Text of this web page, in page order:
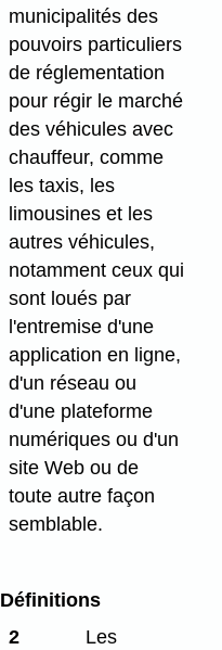
municipalités des
pouvoirs particuliers
de réglementation
pour régir le marché
des véhicules avec
chauffeur, comme
les taxis, les
limousines et les
autres véhicules,
notamment ceux qui
sont loués par
l'entremise d'une
application en ligne,
d'un réseau ou
d'une plateforme
numériques ou d'un
site Web ou de
toute autre façon
semblable.
Définitions
2
Les